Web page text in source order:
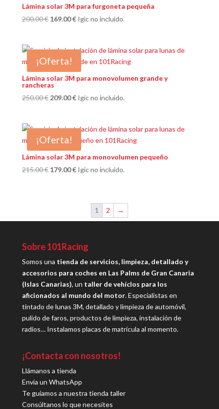
Lámina solar 3M para furgoneta pequeña
200.00€ El
era:
200.00 €.
169.00€El
es:
169.00 €.
Igic no incluido.
¡Oferta!
Lámina solar 3M para monovolumen grande y
rancheras
250.00€ El
era:
250.00 €.
209.00€El
es:
209.00 €.
Igic no incluido.
¡Oferta!
Lámina solar 3M para monovolumen pequeño
215.00€ El
179.00€El
179.00 €.
Igic no incluido.
1 2 →
Sobre 101Racing
Somos una tienda de servicios, limpieza, detallado y
accesorios para coches en Las Palms de Gran Canaria
(Islas Canarias), un taller de vehíclos para los
aficionados al mundo del motor. Especialistas en
tintado de lunas 3M, detallado y limpieza de automóvil,
pulido de faros, productos de limpieza, instalación de
radios… Instalamos placas de matrícula al momento.
¡Contacta con nosotros!
Llámanos a tienda
Envía un WhatsApp
Te guiamos a nuestra tienda taller
Consúltanos lo que necesites